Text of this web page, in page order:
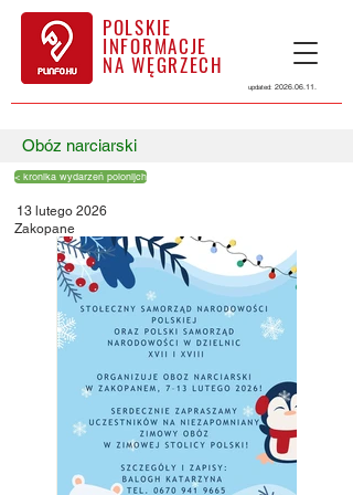
POLSKIE
INFORMACJE
NA WĘGRZECH
updated: 2026.06.11.
Obóz narciarski
< kronika wydarzeń polonijch
13 lutego 2026
Zakopane